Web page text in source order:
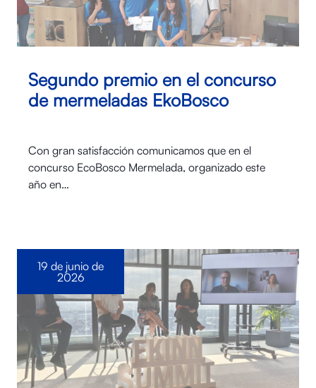
Segundo premio en el concurso
de mermeladas EkoBosco
Con gran satisfacción comunicamos que en el
concurso EcoBosco Mermelada, organizado este
año en…
19 de junio de
2026